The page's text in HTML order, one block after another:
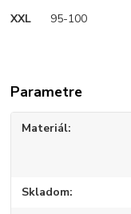
XXL 95-100
Parametre
Materiál
Skladom